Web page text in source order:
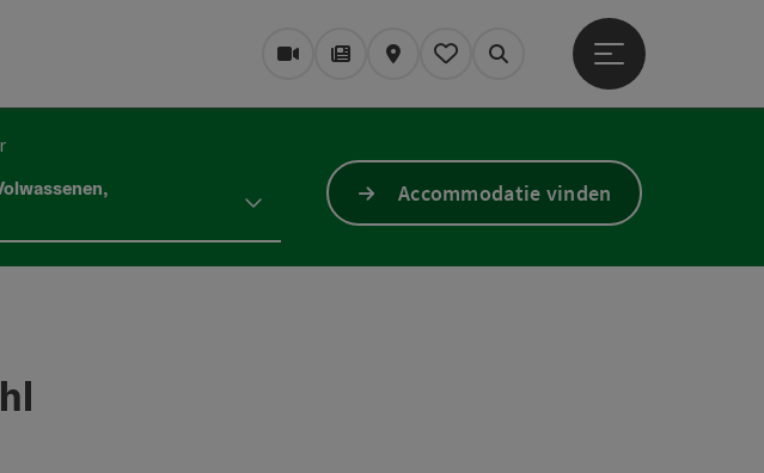
WebcamsTijdschrift/Blog
KaartMijn notitieblok
Zoek op
Startmenu openen
,
Accommodatie vinden